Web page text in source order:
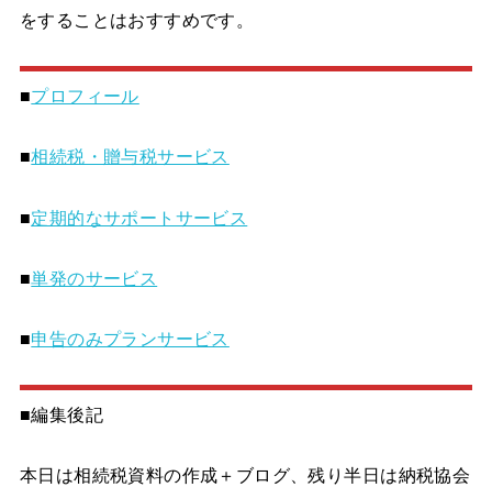
をすることはおすすめです。
■プロフィール
■相続税・贈与税サービス
■定期的なサポートサービス
■単発のサービス
■申告のみプランサービス
■編集後記
本日は相続税資料の作成＋ブログ、残り半日は納税協会